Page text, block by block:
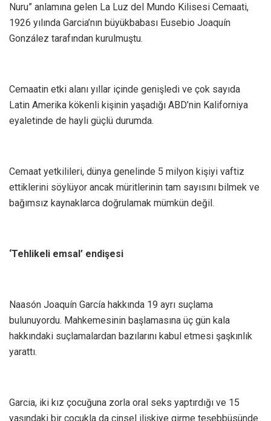
Nuru” anlamına gelen La Luz del Mundo Kilisesi Cemaati,
1926 yılında Garcia’nın büyükbabası Eusebio Joaquín
González tarafından kurulmuştu.
Cemaatin etki alanı yıllar içinde genişledi ve çok sayıda
Latin Amerika kökenli kişinin yaşadığı ABD’nin Kaliforniya
eyaletinde de hayli güçlü durumda.
Cemaat yetkilileri, dünya genelinde 5 milyon kişiyi vaftiz
ettiklerini söylüyor ancak müritlerinin tam sayısını bilmek ve
bağımsız kaynaklarca doğrulamak mümkün değil.
‘Tehlikeli emsal’ endişesi
Naasón Joaquín García hakkında 19 ayrı suçlama
bulunuyordu. Mahkemesinin başlamasına üç gün kala
hakkındaki suçlamalardan bazılarını kabul etmesi şaşkınlık
yarattı.
Garcia, iki kız çocuğuna zorla oral seks yaptırdığı ve 15
yaşındaki bir çocukla da cinsel ilişkiye girme teşebbüsünde